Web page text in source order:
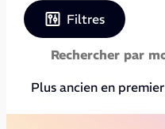
Filtres
Plus ancien en premier